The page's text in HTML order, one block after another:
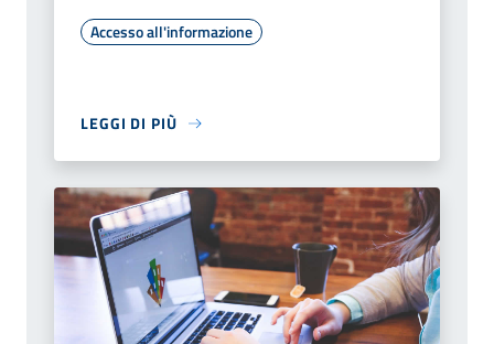
Accesso all'informazione
LEGGI DI PIÙ